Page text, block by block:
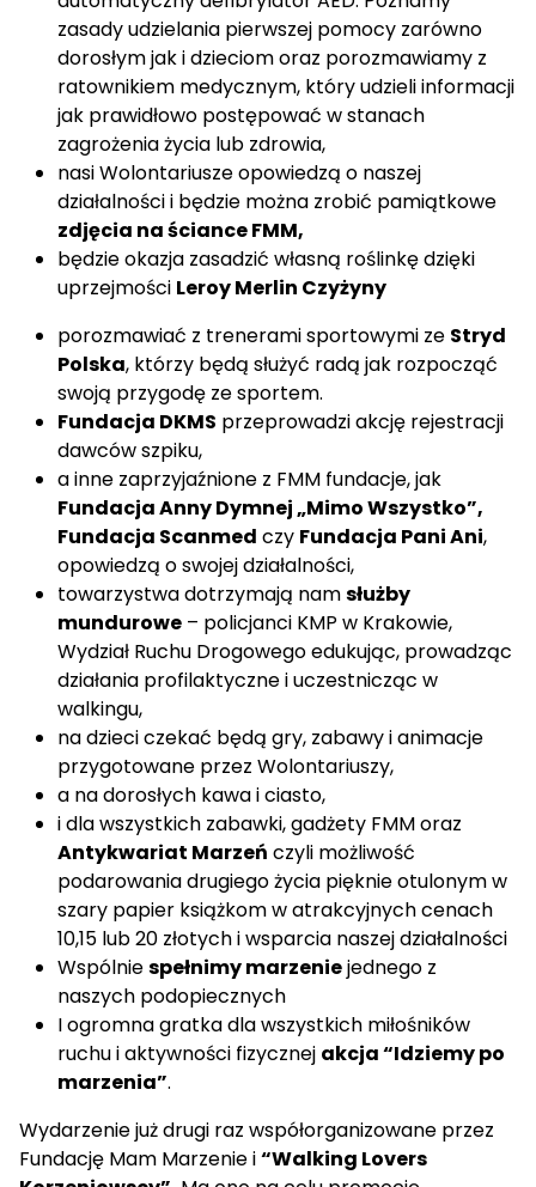
zasady udzielania pierwszej pomocy zarówno
dorosłym jak i dzieciom oraz porozmawiamy z
ratownikiem medycznym, który udzieli informacji
jak prawidłowo postępować w stanach
zagrożenia życia lub zdrowia,
nasi Wolontariusze opowiedzą o naszej
działalności i będzie można zrobić pamiątkowe
zdjęcia na ściance FMM,
będzie okazja zasadzić własną roślinkę dzięki
uprzejmości Leroy Merlin Czyżyny
porozmawiać z trenerami sportowymi ze Stryd
Polska, którzy będą służyć radą jak rozpocząć
swoją przygodę ze sportem.
Fundacja DKMS przeprowadzi akcję rejestracji
dawców szpiku,
a inne zaprzyjaźnione z FMM fundacje, jak
Fundacja Anny Dymnej „Mimo Wszystko”,
Fundacja Scanmed czy Fundacja Pani Ani,
opowiedzą o swojej działalności,
towarzystwa dotrzymają namsłużby
mundurowe – policjanci KMP w Krakowie,
Wydział Ruchu Drogowego edukując, prowadząc
działania profilaktyczne i uczestnicząc w
walkingu,
na dzieci czekać będą gry, zabawy i animacje
przygotowane przez Wolontariuszy,
a na dorosłych kawa i ciasto,
i dla wszystkich zabawki, gadżety FMM oraz
Antykwariat Marzeń czyli możliwość
podarowania drugiego życia pięknie otulonym w
szary papier książkom w atrakcyjnych cenach
10,15 lub 20 złotych i wsparcia naszej działalności
Wspólniespełnimy marzeniejednego z
naszych podopiecznych
I ogromna gratka dla wszystkich miłośników
ruchu i aktywności fizycznej akcja “Idziemy po
marzenia”.
Wydarzenie już drugi raz współorganizowane przez
Fundację Mam Marzenie i“Walking Lovers